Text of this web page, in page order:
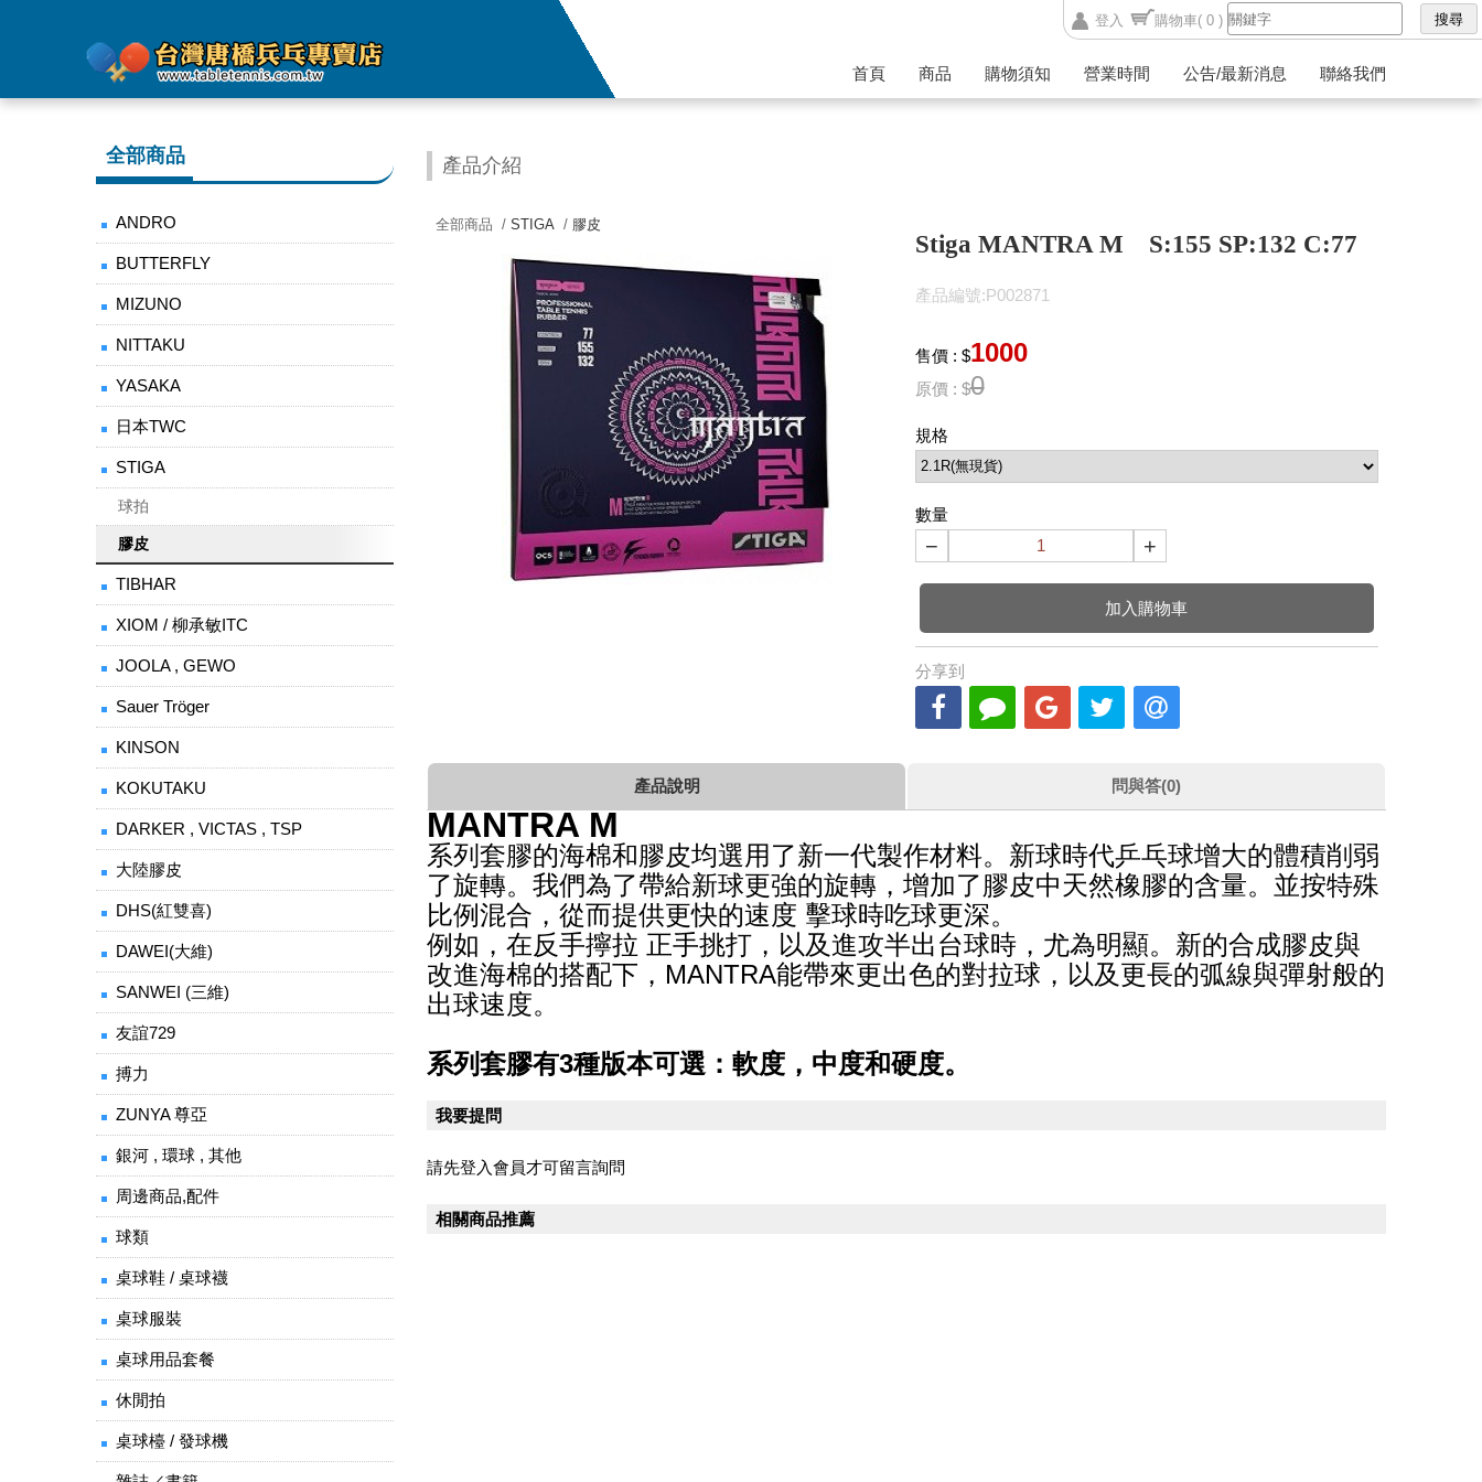
登入 購物車( 0 )
首頁 商品 購物須知 營業時間 公告/最新消息 聯絡我們
全部商品
ANDRO
BUTTERFLY
MIZUNO
NITTAKU
YASAKA
日本TWC
STIGA
球拍
膠皮
TIBHAR
XIOM / 柳承敏ITC
JOOLA , GEWO
Sauer Tröger
KINSON
KOKUTAKU
DARKER , VICTAS , TSP
大陸膠皮
DHS(紅雙喜)
DAWEI(大維)
SANWEI (三維)
友誼729
搏力
ZUNYA 尊亞
銀河 , 環球 , 其他
周邊商品,配件
球類
桌球鞋 / 桌球襪
桌球服裝
桌球用品套餐
休閒拍
桌球檯 / 發球機
產品介紹
全部商品 / STIGA / 膠皮
Stiga MANTRA M S:155 SP:132 C:77
產品編號:P002871
售價 : $1000
原價 : $0
規格
數量
− +
加入購物車
分享到
產品說明 問與答(0)
MANTRA M
系列套膠的海棉和膠皮均選用了新一代製作材料。新球時代乒乓球增大的體積削弱
了旋轉。我們為了帶給新球更強的旋轉，增加了膠皮中天然橡膠的含量。並按特殊
比例混合，從而提供更快的速度 擊球時吃球更深。
例如，在反手擰拉 正手挑打，以及進攻半出台球時，尤為明顯。新的合成膠皮與
改進海棉的搭配下，MANTRA能帶來更出色的對拉球，以及更長的弧線與彈射般的
出球速度。
系列套膠有3種版本可選：軟度，中度和硬度。
我要提問
請先登入會員才可留言詢問
相關商品推薦